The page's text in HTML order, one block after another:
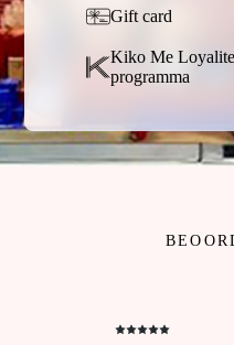
Gift card
Kiko Me
programma